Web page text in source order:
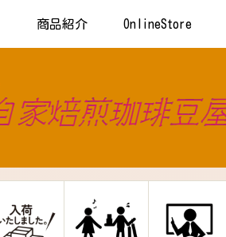
商品紹介 OnlineStore